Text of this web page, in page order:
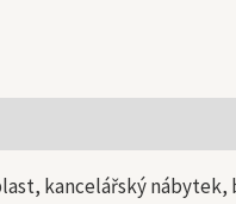
kancelářský